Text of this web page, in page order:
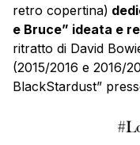
retro copertina)
e Bruce” ideata e
ritratto di David
(2015/2016 e 2016/
BlackStardust”